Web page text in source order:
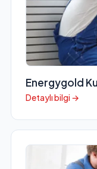
Energygold
Detaylı bilgi →